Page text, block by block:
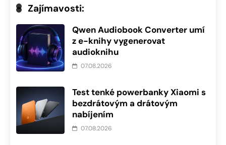
Zajímavosti:
Qwen Audiobook Converter umí
z e-knihy vygenerovat
audioknihu
07.08.2026
Test tenké powerbanky Xiaomi s
bezdrátovým a drátovým
nabíjením
07.08.2026